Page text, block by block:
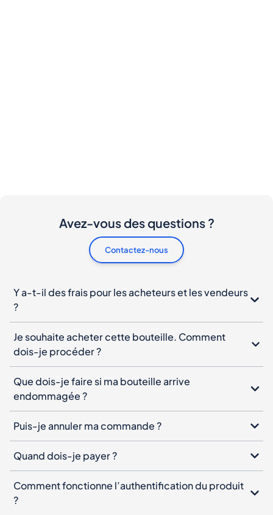
Avez-vous des questions ?
Contactez-nous
Y a-t-il des frais pour les acheteurs et les vendeurs
?
Je souhaite acheter cette bouteille. Comment
dois-je procéder ?
Que dois-je faire si ma bouteille arrive
endommagée ?
Puis-je annuler ma commande ?
Quand dois-je payer ?
Comment fonctionne l’authentification du produit
?